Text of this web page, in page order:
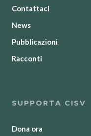
Contattaci
News
Pubblicazioni
Racconti
SUPPORTA CISV
Dona ora